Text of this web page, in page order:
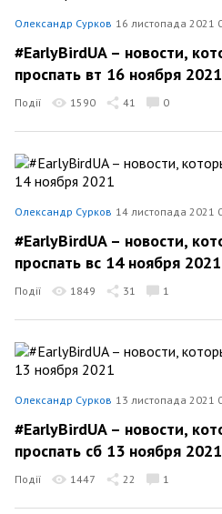
Олександр Сурков 16 листопада 2021
#EarlyBirdUA – новости,
проспать вт 16 ноября 2021
Події 1590 41 0
Олександр Сурков 14 листопада 2021
#EarlyBirdUA – новости,
проспать вс 14 ноября 2021
Події 1849 31 1
Олександр Сурков 13 листопада 2021
#EarlyBirdUA – новости,
проспать сб 13 ноября 2021
Події 1447 22 1